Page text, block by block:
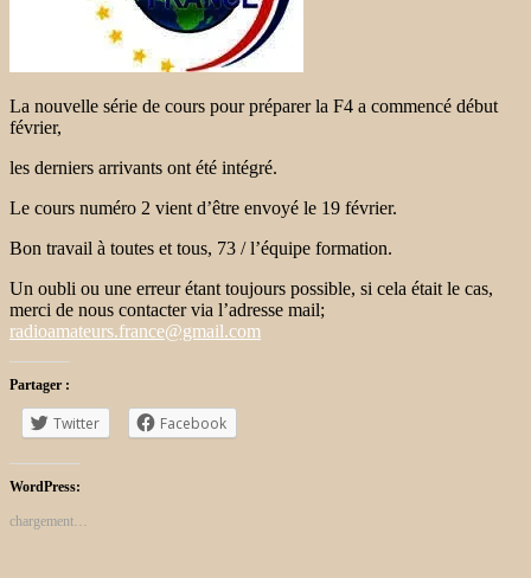
La nouvelle série de cours pour préparer la F4 a commencé début
février,
les derniers arrivants ont été intégré.
Le cours numéro 2 vient d’être envoyé le 19 février.
Bon travail à toutes et tous, 73 / l’équipe formation.
Un oubli ou une erreur étant toujours possible, si cela était le cas,
merci de nous contacter via l’adresse mail;
radioamateurs.france@gmail.com
Partager :
Twitter Facebook
WordPress:
chargement…